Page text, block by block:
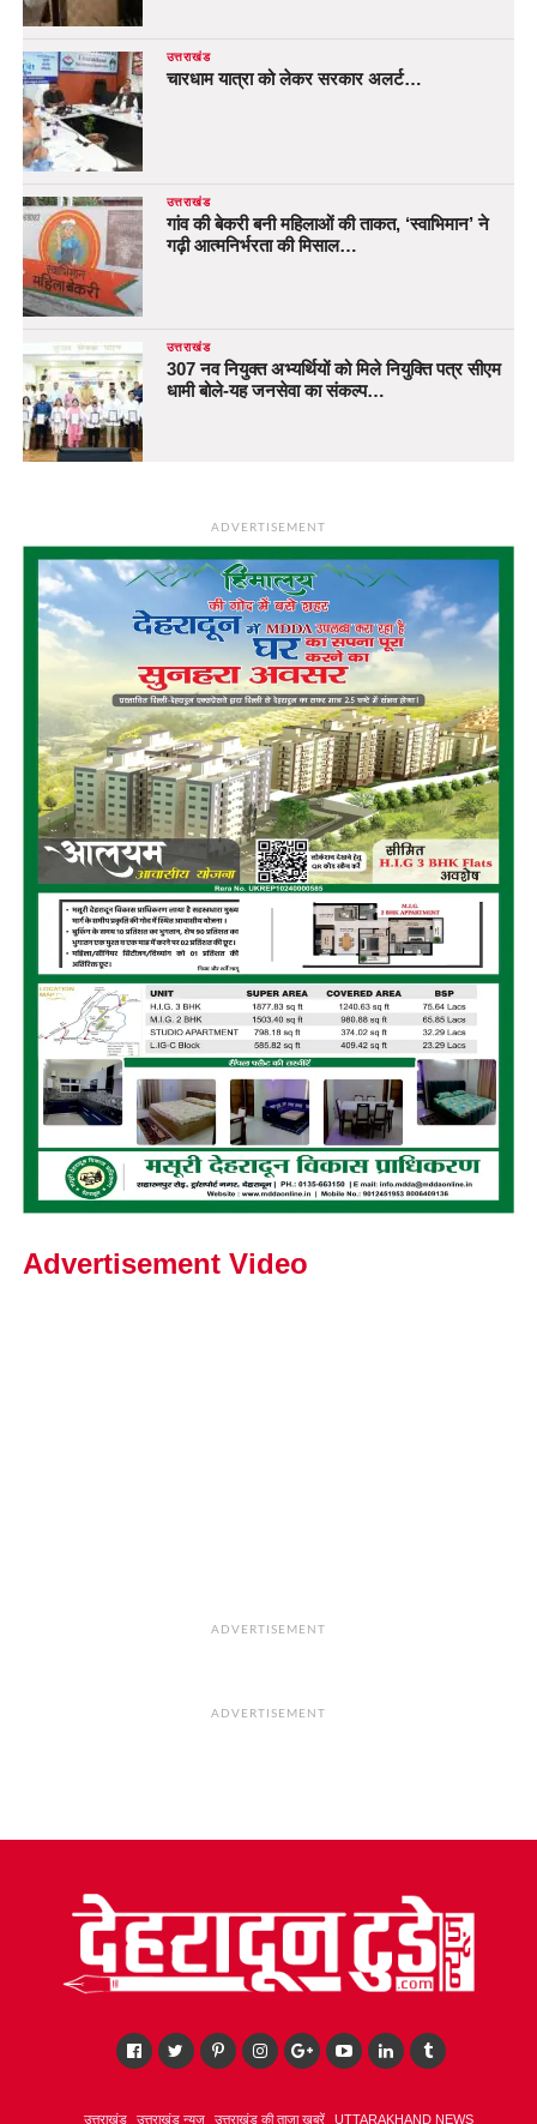
उत्तराखंड
चारधाम यात्रा को लेकर सरकार अलर्ट…
उत्तराखंड
गांव की बेकरी बनी महिलाओं की ताकत, ‘स्वाभिमान’ ने
गढ़ी आत्मनिर्भरता की मिसाल…
उत्तराखंड
307 नव नियुक्त अभ्यर्थियों को मिले नियुक्ति पत्र सीएम
धामी बोले-यह जनसेवा का संकल्प…
ADVERTISEMENT
Advertisement Video
ADVERTISEMENT
ADVERTISEMENT
उत्तराखंड उत्तराखंड न्यूज़ उत्तराखंड की ताज़ा खबरें UTTARAKHAND NEWS